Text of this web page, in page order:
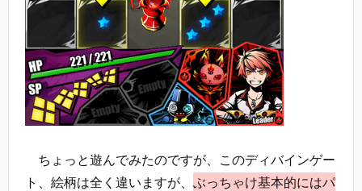
ちょっと遊んでみたのですが、このディバインゲー
ト、絵柄は全く違いますが、 ぶっちゃけ基本的にはパ